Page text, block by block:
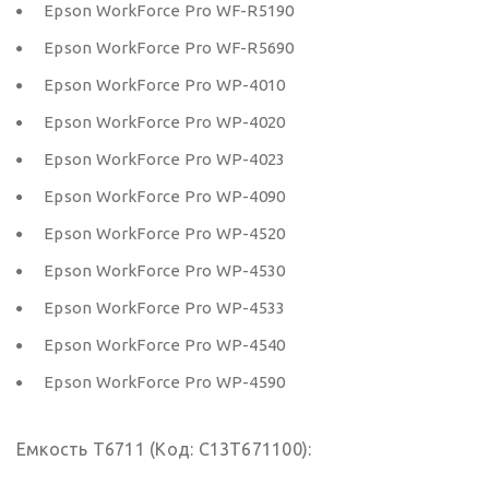
Epson WorkForce Pro WF-R5190
Epson WorkForce Pro WF-R5690
Epson WorkForce Pro WP-4010
Epson WorkForce Pro WP-4020
Epson WorkForce Pro WP-4023
Epson WorkForce Pro WP-4090
Epson WorkForce Pro WP-4520
Epson WorkForce Pro WP-4530
Epson WorkForce Pro WP-4533
Epson WorkForce Pro WP-4540
Epson WorkForce Pro WP-4590
Емкость T6711 (Код: C13T671100):